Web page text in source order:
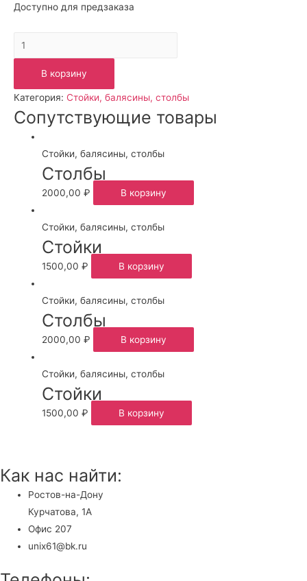
Доступно для предзаказа
Количество
Столбы
В корзину
Категория: Стойки, балясины, столбы
Сопутствующие товары
Стойки, балясины, столбы
Столбы
2000,00₽ В корзину
Стойки, балясины, столбы
Стойки
1500,00₽ В корзину
Стойки, балясины, столбы
Столбы
2000,00₽ В корзину
Стойки, балясины, столбы
Стойки
1500,00₽ В корзину
Как нас найти:
Ростов-на-Дону
Курчатова, 1А
Офис 207
unix61@bk.ru